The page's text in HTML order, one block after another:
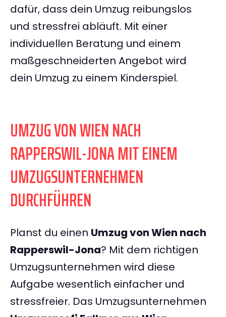
dafür, dass dein Umzug reibungslos
und stressfrei abläuft. Mit einer
individuellen Beratung und einem
maßgeschneiderten Angebot wird
dein Umzug zu einem Kinderspiel.
UMZUG VON WIEN NACH
RAPPERSWIL-JONA MIT EINEM
UMZUGSUNTERNEHMEN
DURCHFÜHREN
Planst du einen Umzug von Wien nach
Rapperswil-Jona? Mit dem richtigen
Umzugsunternehmen wird diese
Aufgabe wesentlich einfacher und
stressfreier. Das Umzugsunternehmen